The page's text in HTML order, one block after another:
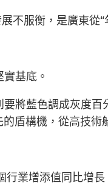
不服衡，是廣東從“
基底。
將藍色調成灰度
盾構機，從高技術
行業增添值同比增